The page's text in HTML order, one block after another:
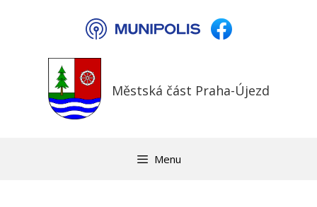
Městská část Praha-Újezd
Menu